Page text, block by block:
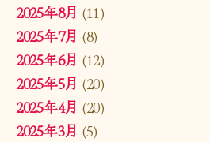
2025年8月 (11)
2025年7月 (8)
2025年6月 (12)
2025年5月 (20)
2025年4月 (20)
2025年3月 (5)